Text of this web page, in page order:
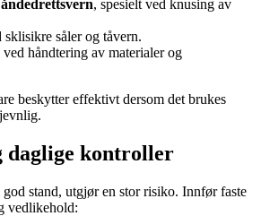
, spesielt ved knusing av
sklisikre såler og tåvern.
ved håndtering av materialer og
beskytter effektivt dersom det brukes
daglige kontroller
stand, utgjør en stor risiko. Innfør faste
vedlikehold: